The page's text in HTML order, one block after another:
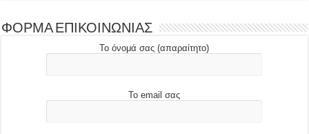
ΦΟΡΜΑ ΕΠΙΚΟΙΝΩΝΙΑΣ
Το όνομά σας (απαραίτητο)
Το email σας